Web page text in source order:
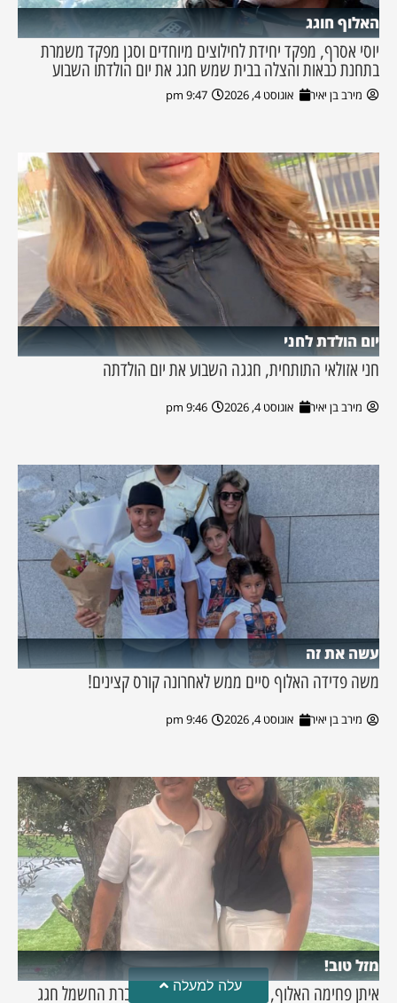
האלוף חוגג
יוסי אסרף, מפקד יחידת לחילוצים מיוחדים וסגן מפקד משמרת
בתחנת כבאות והצלה בבית שמש חגג את יום הולדתו השבוע
מירב בן יאיר אוגוסט 4, 2026 9:47 pm
יום הולדת לחני
חני אזולאי התותחית, חגגה השבוע את יום הולדתה
מירב בן יאיר אוגוסט 4, 2026 9:46 pm
עשה את זה
משה פדידה האלוף סיים ממש לאחרונה קורס קצינים!
מירב בן יאיר אוגוסט 4, 2026 9:46 pm
מזל טוב!
איתן פחימה האלוף, העובד שכולנו מכירים מחברת החשמל חגג
עלה למעלה